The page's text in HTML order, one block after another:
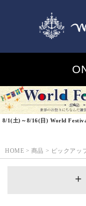
8/1(土)～8/16(日) World
HOME > 商品 > ピックアッ